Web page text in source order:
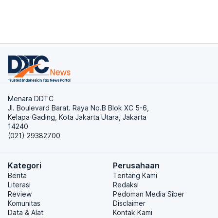
Menara DDTC
Jl. Boulevard Barat. Raya No.B Blok XC 5-6,
Kelapa Gading, Kota Jakarta Utara, Jakarta
14240
(021) 29382700
Kategori
Berita
Literasi
Review
Komunitas
Data & Alat
Perusahaan
Tentang Kami
Redaksi
Pedoman Media Siber
Disclaimer
Kontak Kami